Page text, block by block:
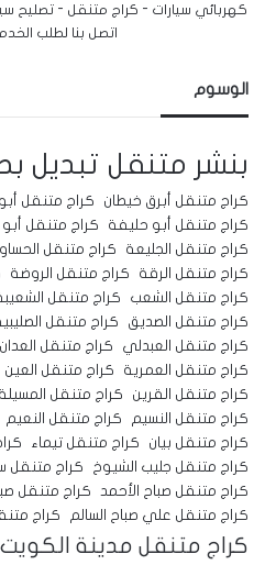
كهربائي سيارات - كراج متنقل - تصليح
اتصل بنا لطلب
الوسوم
بنشر متنقل تبديل
كراج متنقل أبرق خيطان
كراج متنقل
كراج متنقل أبو حليفة
كراج متنقل
كراج متنقل الجليعة
كراج متنقل
كراج متنقل الرقة
كراج متنقل الروضة
كراج متنقل الشعب
كراج متنقل
كراج متنقل الصديق
كراج متنقل
كراج متنقل العبدلي
كراج متنقل العدان
كراج متنقل العمرية
كراج متنقل العين
كراج متنقل القرين
كراج متنقل المسيلة
كراج متنقل النسيم
كراج متنقل النعيم
كراج متنقل بيان
كراج متنقل تيماء
كراج متنقل جليب الشيوخ
كراج متنقل
كراج متنقل صباح الأحمد
كراج متنقل
كراج متنقل علي صباح السالم
كراج
كراج متنقل مدينة الكويت